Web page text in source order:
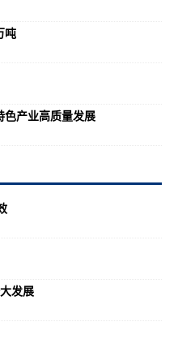
吨
色产业高质量发展
发展